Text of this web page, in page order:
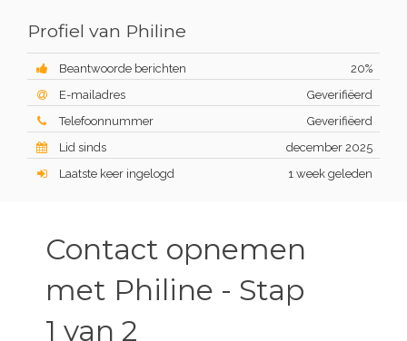
Profiel van Philine
Beantwoorde berichten
20%
E-mailadres
Geverifiëerd
Telefoonnummer
Geverifiëerd
Lid sinds
december 2025
Laatste keer ingelogd
1 week geleden
Contact opnemen
met Philine - Stap
1 van 2